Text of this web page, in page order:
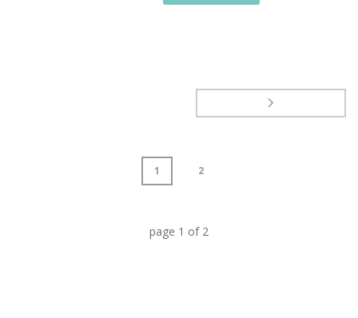
1 2
page 1 of 2